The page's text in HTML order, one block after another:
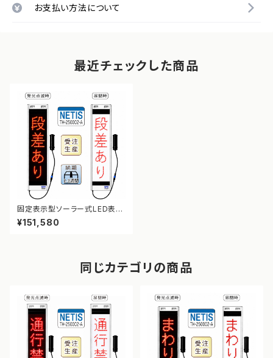
お支払い方法について
最近チェックした商品
固定表示型ソーラー式LED表示
板 ドットサイン【段差あり】【NE
TIS登録】
¥151,580
同じカテゴリの商品